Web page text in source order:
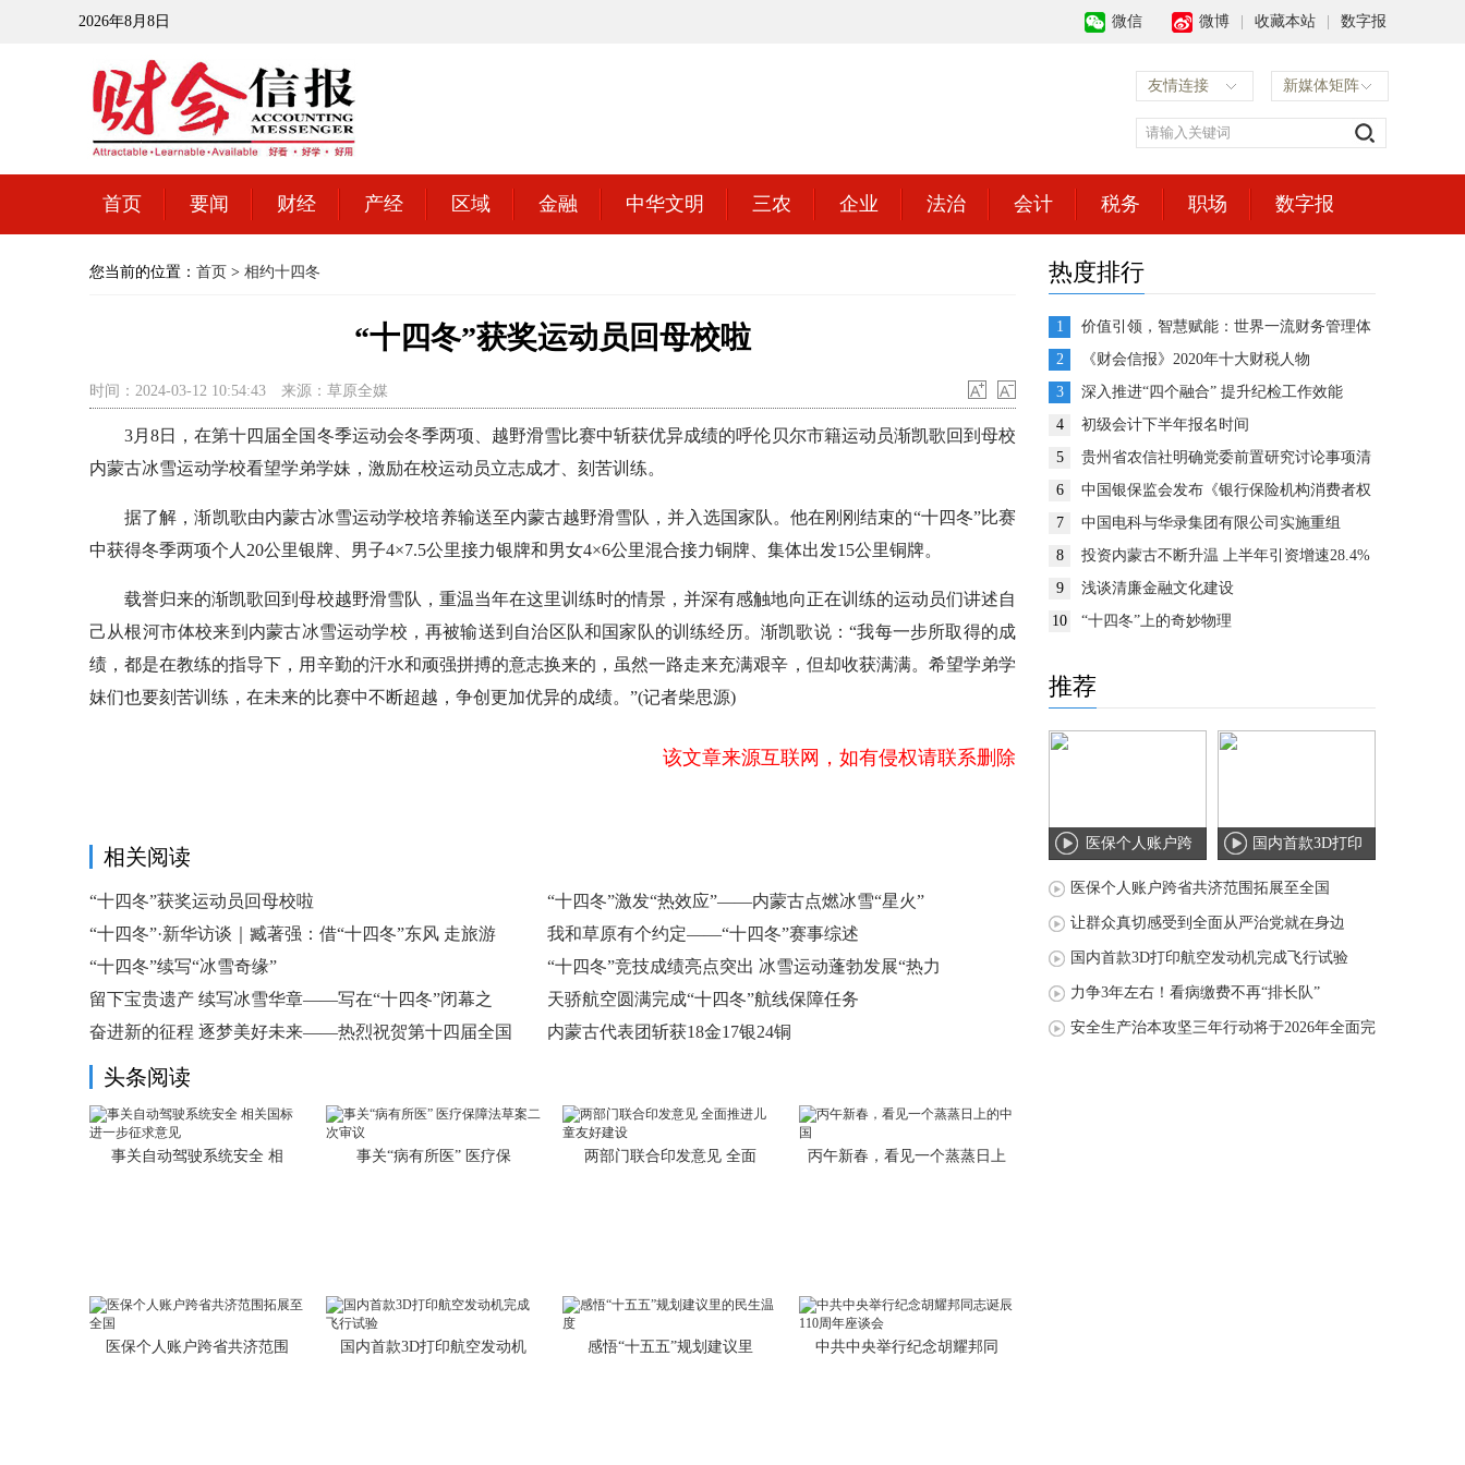
2026年8月8日 微信 微博 收藏本站 数字报
友情连接 新媒体矩阵
首页 要闻 财经 产经 区域 金融 中华文明 三农 企业 法治 会计 税务 职场 数字报
您当前的位置： 首页 > 相约十四冬
“十四冬”获奖运动员回母校啦
时间：2024-03-12 10:54:43 来源：草原全媒
3月8日，在第十四届全国冬季运动会冬季两项、越野滑雪比赛中斩获优异成绩的呼伦贝尔市籍运动员渐凯歌回到母校
内蒙古冰雪运动学校看望学弟学妹，激励在校运动员立志成才、刻苦训练。
据了解，渐凯歌由内蒙古冰雪运动学校培养输送至内蒙古越野滑雪队，并入选国家队。他在刚刚结束的“十四冬”比赛
中获得冬季两项个人20公里银牌、男子4×7.5公里接力银牌和男女4×6公里混合接力铜牌、集体出发15公里铜牌。
载誉归来的渐凯歌回到母校越野滑雪队，重温当年在这里训练时的情景，并深有感触地向正在训练的运动员们讲述自
己从根河市体校来到内蒙古冰雪运动学校，再被输送到自治区队和国家队的训练经历。渐凯歌说：“我每一步所取得的成
绩，都是在教练的指导下，用辛勤的汗水和顽强拼搏的意志换来的，虽然一路走来充满艰辛，但却收获满满。希望学弟学
妹们也要刻苦训练，在未来的比赛中不断超越，争创更加优异的成绩。”(记者柴思源)
该文章来源互联网，如有侵权请联系删除
相关阅读
“十四冬”获奖运动员回母校啦
“十四冬”激发“热效应”——内蒙古点燃冰雪“星火”
“十四冬”·新华访谈｜臧著强：借“十四冬”东风 走旅游
我和草原有个约定——“十四冬”赛事综述
“十四冬”续写“冰雪奇缘”
“十四冬”竞技成绩亮点突出 冰雪运动蓬勃发展“热力
留下宝贵遗产 续写冰雪华章——写在“十四冬”闭幕之
天骄航空圆满完成“十四冬”航线保障任务
奋进新的征程 逐梦美好未来——热烈祝贺第十四届全国
内蒙古代表团斩获18金17银24铜
头条阅读
事关自动驾驶系统安全 相 事关“病有所医” 医疗保 两部门联合印发意见 全面 丙午新春，看见一个蒸蒸日上
医保个人账户跨省共济范围 国内首款3D打印航空发动机 感悟“十五五”规划建议里 中共中央举行纪念胡耀邦同
热度排行
1
价值引领，智慧赋能：世界一流财务管理体
系建设的思考与展望
2
《财会信报》2020年十大财税人物
3
深入推进“四个融合” 提升纪检工作效能
4
初级会计下半年报名时间
5
贵州省农信社明确党委前置研究讨论事项清
单推动企业决策高效运转
6
中国银保监会发布《银行保险机构消费者权
益保护监管评价办法》
7
中国电科与华录集团有限公司实施重组
8
投资内蒙古不断升温 上半年引资增速28.4%
9
浅谈清廉金融文化建设
10
“十四冬”上的奇妙物理
推荐
医保个人账户跨
省共济范围拓展
国内首款3D打印
航空发动机完成
医保个人账户跨省共济范围拓展至全国
让群众真切感受到全面从严治党就在身边
国内首款3D打印航空发动机完成飞行试验
力争3年左右！看病缴费不再“排长队”
安全生产治本攻坚三年行动将于2026年全面完